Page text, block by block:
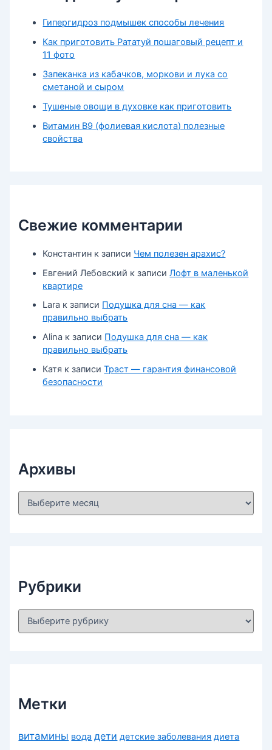
Гипергидроз подмышек способы лечения
Как приготовить Рататуй пошаговый рецепт и
11 фото
Запеканка из кабачков, моркови и лука со
сметаной и сыром
Тушеные овощи в духовке как приготовить
Витамин В9 (фолиевая кислота) полезные
свойства
Свежие комментарии
Константин к записи Чем полезен арахис?
Евгений Лебовский к записиЛофт в маленькой
квартире
Lara к записи Подушка для сна — как
правильно выбрать
Alina к записи Подушка для сна — как
правильно выбрать
Катя к записиТраст — гарантия финансовой
безопасности
Архивы
А
Рубрики
Р
Метки
витамины вода дети детские заболевания диета